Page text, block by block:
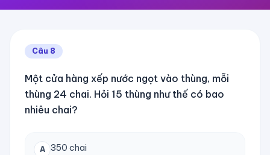
Câu 8
Một cửa hàng xếp nước ngọt vào thùng, mỗi
thùng 24 chai. Hỏi 15 thùng như thế có bao
nhiêu chai?
A 350 chai